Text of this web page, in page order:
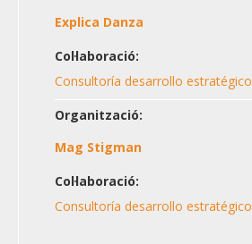
Explica Danza
Col·laboració:
Consultoría desarrollo estratégico
Organització:
Mag Stigman
Col·laboració:
Consultoría desarrollo estratégico